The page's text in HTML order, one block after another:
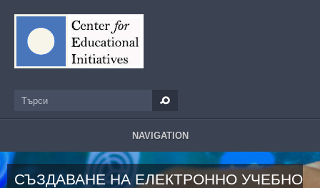
Търси
NAVIGATION
СЪЗДАВАНЕ НА ЕЛЕКТРОННО УЧЕБНО